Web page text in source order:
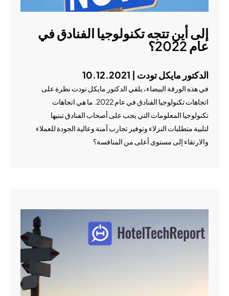
إلى أين تتجه تكنولوجيا الفنادق في
عام 2022؟
الدكتور مايكل تودت | 10.12.2021
في هذه الورقة البيضاء، يلقي الدكتور مايكل تودت نظرة على
اتجاهات تكنولوجيا الفنادق في عام 2022. ما هي اتجاهات
تكنولوجيا المعلومات التي يجب على أصحاب الفنادق تبنيها
لتلبية متطلبات النزلاء وتوفير تجارب آمنة وعالية الجودة للعملاء
والارتقاء إلى مستوى أعلى من المنافسة؟